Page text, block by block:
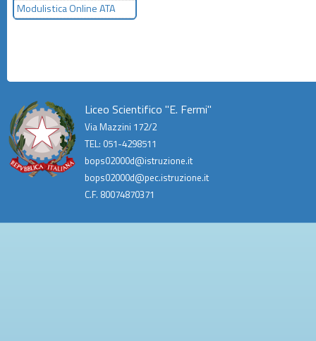
Modulistica Online ATA
Liceo Scientifico "E. Fermi"
Via Mazzini 172/2
TEL: 051-4298511
bops02000d@istruzione.it
bops02000d@pec.istruzione.it
C.F. 80074870371